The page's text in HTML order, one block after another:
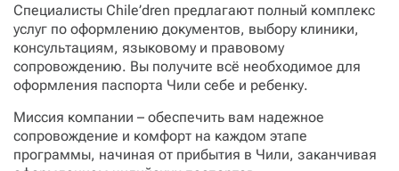
Специалисты Chile’dren предлагают полный комплекс
услуг по оформлению документов, выбору клиники,
консультациям, языковому и правовому
сопровождению. Вы получите всё необходимое для
оформления паспорта Чили себе и ребенку.
Миссия компании – обеспечить вам надежное
сопровождение и комфорт на каждом этапе
программы, начиная от прибытия в Чили, заканчивая